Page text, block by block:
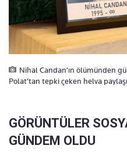
Nihal Candan’ın ölümünden
Polat’tan tepki çeken helva
GÖRÜNTÜLER
GÜNDEM OLDU